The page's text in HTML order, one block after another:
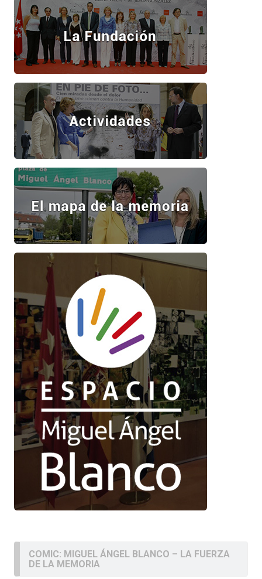
COMIC: MIGUEL ÁNGEL BLANCO – LA FUERZA
DE LA MEMORIA